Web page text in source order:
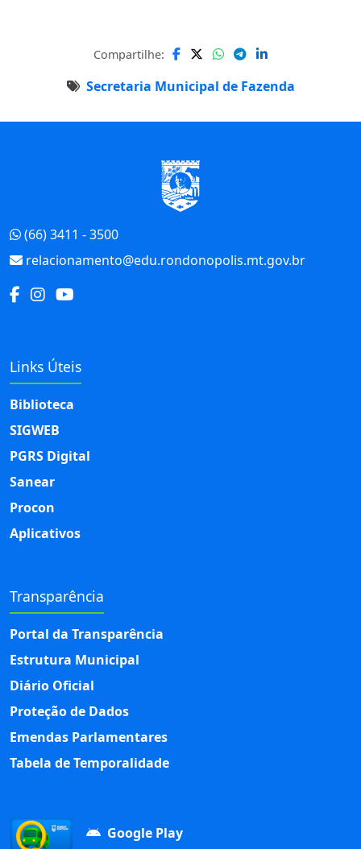
Secretaria Municipal de Fazenda
Compartilhe:
(66) 3411 - 3500
relacionamento@edu.rondonopolis.mt.gov.br
Links Úteis
Biblioteca
SIGWEB
PGRS Digital
Sanear
Procon
Aplicativos
Transparência
Portal da Transparência
Estrutura Municipal
Diário Oficial
Proteção de Dados
Emendas Parlamentares
Tabela de Temporalidade
Google Play